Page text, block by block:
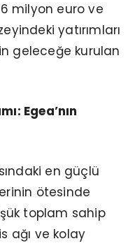
milyon euro ve
yatırımları
geleceğe kurulan
Egea’nın
en güçlü
ötesinde
toplam sahip
ağı ve kolay